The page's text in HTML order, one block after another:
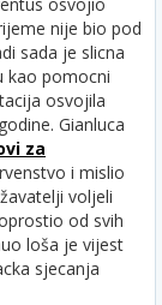
nije bio pod
sada je slicna
kao pomocni
osvojila
Gianluca
za
i mislio
voljeli
od svih
loša je vijest
sjecanja